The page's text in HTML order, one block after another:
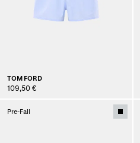
TOM FORD
109,50 €
Pre-Fall